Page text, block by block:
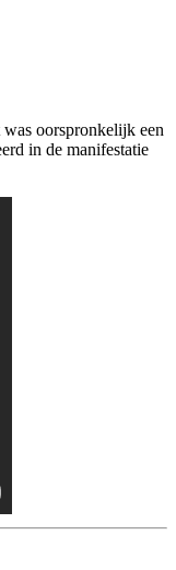
oorspronkelijk een
in de manifestatie